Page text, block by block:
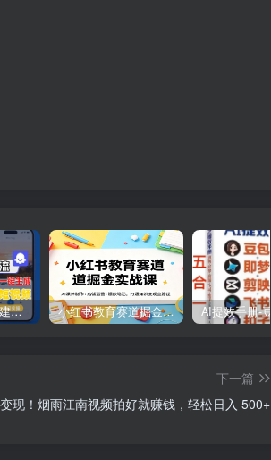
【Coze工作流搭建实操教程】【coze】早安情感电台日签视频还在手动做？用扣子工作流自动生成，省时90% 小红书教育赛道掘金实战课：AI课件制作+店铺运营+爆款笔记，打通知识变现全路径
下一篇
现！烟雨江南视频拍好就赚钱，轻松日入 500+